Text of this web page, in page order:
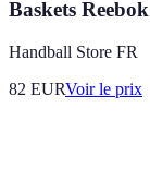
Baskets
Handball Store FR
82 EURVoir le prix